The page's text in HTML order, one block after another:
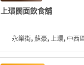
上環闊面飲食舖
永樂街, 蘇豪, 上環, 中西區, 香港